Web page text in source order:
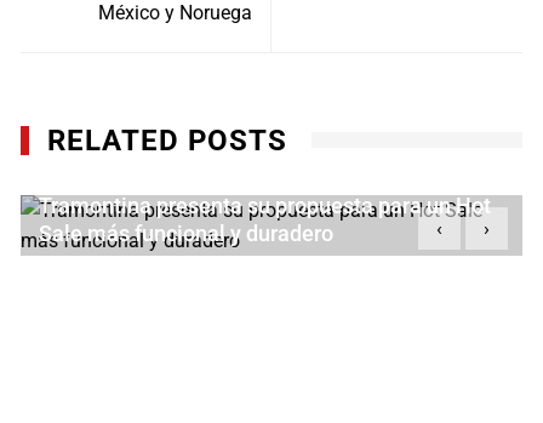
México y Noruega
RELATED POSTS
Tramontina presenta su propuesta para un Hot
Sale más funcional y duradero
‹ ›